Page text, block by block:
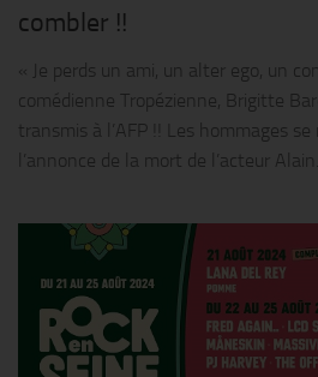
combler !!
« Je perds un ami, un alter ego, un
comédienne Tropézienne, Brigitte
transmis à l’AFP !! Les hommages
l’annonce de la mort de l’acteur Alain...